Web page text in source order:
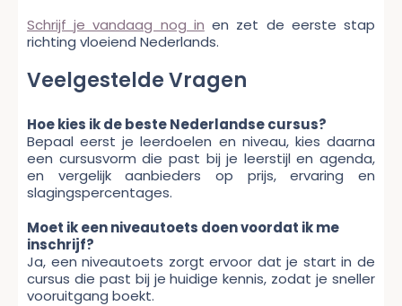
Schrijf je vandaag nog in en zet de eerste stap
richting vloeiend Nederlands.
Veelgestelde Vragen
Hoe kies ik de beste Nederlandse cursus?
Bepaal eerst je leerdoelen en niveau, kies daarna
een cursusvorm die past bij je leerstijl en agenda,
en vergelijk aanbieders op prijs, ervaring en
slagingspercentages.
Moet ik een niveautoets doen voordat ik me
inschrijf?
Ja, een niveautoets zorgt ervoor dat je start in de
cursus die past bij je huidige kennis, zodat je sneller
vooruitgang boekt.